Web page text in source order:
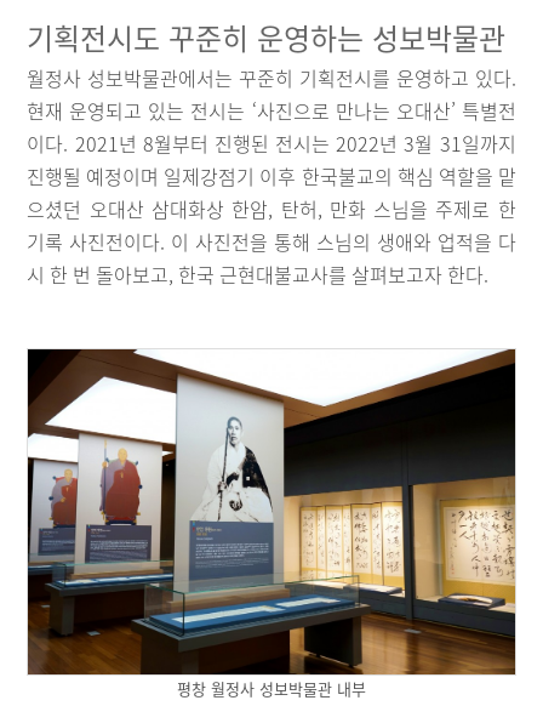
기획전시도 꾸준히 운영하는 성보박물관
월정사 성보박물관에서는 꾸준히 기획전시를 운영하고 있다.
현재 운영되고 있는 전시는 ‘사진으로 만나는 오대산’ 특별전
이다. 2021년 8월부터 진행된 전시는 2022년 3월 31일까지
진행될 예정이며 일제강점기 이후 한국불교의 핵심 역할을 맡
으셨던 오대산 삼대화상 한암, 탄허, 만화 스님을 주제로 한
기록 사진전이다. 이 사진전을 통해 스님의 생애와 업적을 다
시 한 번 돌아보고, 한국 근현대불교사를 살펴보고자 한다.
평창 월정사 성보박물관 내부